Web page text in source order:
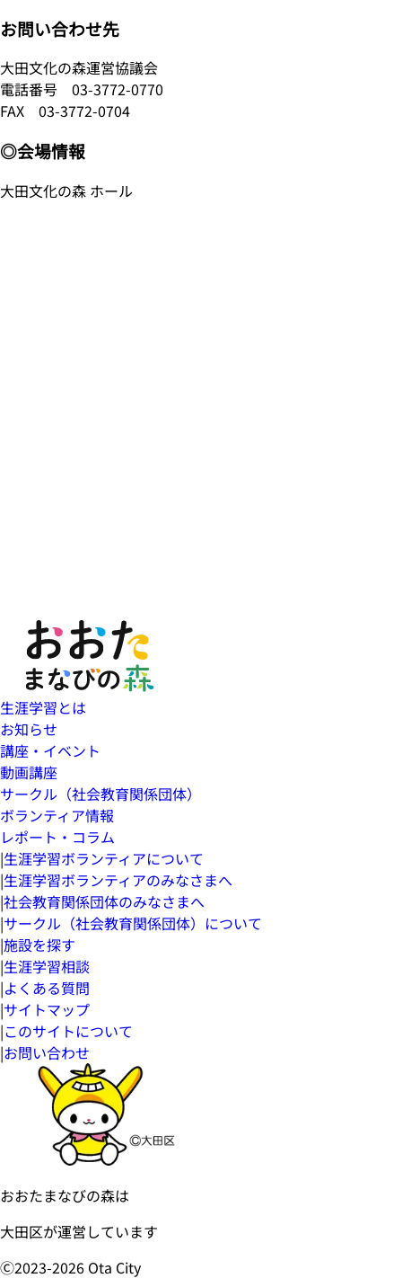
お問い合わせ先
大田文化の森運営協議会
電話番号 03-3772-0770
FAX 03-3772-0704
◎会場情報
大田文化の森 ホール
生涯学習とは
お知らせ
講座・イベント
動画講座
サークル（社会教育関係団体）
ボランティア情報
レポート・コラム
|生涯学習ボランティアについて
|生涯学習ボランティアのみなさまへ
|社会教育関係団体のみなさまへ
|サークル（社会教育関係団体）について
|施設を探す
|生涯学習相談
|よくある質問
|サイトマップ
|このサイトについて
|お問い合わせ
おおたまなびの森は
大田区が運営しています
Ⓒ2023-2026 Ota City